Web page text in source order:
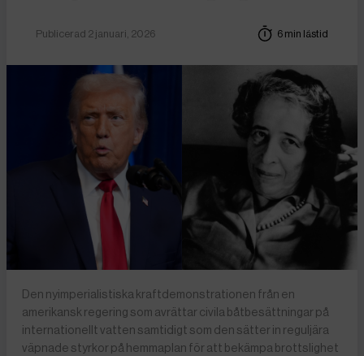
Publicerad 2 januari, 2026 6 min lästid
Den nyimperialistiska kraftdemonstrationen från en
amerikansk regering som avrättar civila båtbesättningar på
internationellt vatten samtidigt som den sätter in reguljära
väpnade styrkor på hemmaplan för att bekämpa brottslighet